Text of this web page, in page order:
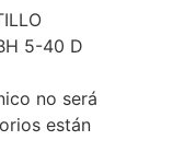
5-40 D
no será
están